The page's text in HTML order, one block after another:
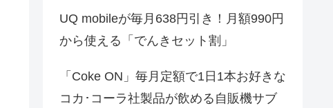
UQ mobileが毎月638円引き！月額990円
から使える「でんきセット割」
「Coke ON」毎月定額で1日1本お好きな
コカ･コーラ社製品が飲める自販機サブ